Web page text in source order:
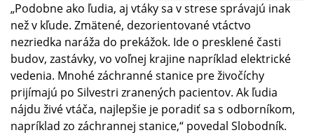
„Podobne ako ľudia, aj vtáky sa v strese správajú inak
než v kľude. Zmätené, dezorientované vtáctvo
nezriedka naráža do prekážok. Ide o presklené časti
budov, zastávky, vo voľnej krajine napríklad elektrické
vedenia. Mnohé záchranné stanice pre živočíchy
prijímajú po Silvestri zranených pacientov. Ak ľudia
nájdu živé vtáča, najlepšie je poradiť sa s odborníkom,
napríklad zo záchrannej stanice,“ povedal Slobodník.